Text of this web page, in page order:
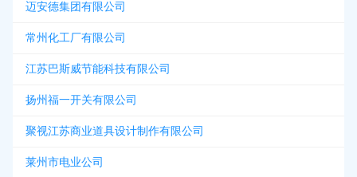
迈安德集团有限公司
常州化工厂有限公司
江苏巴斯威节能科技有限公司
扬州福一开关有限公司
聚视江苏商业道具设计制作有限公司
莱州市电业公司